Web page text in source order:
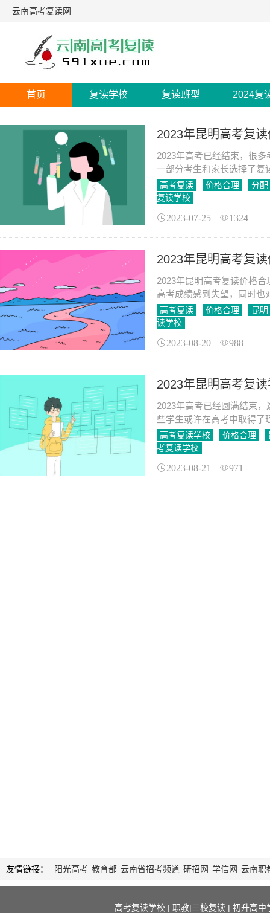
云南高考复读网
首页 复读学校 复读班型 2024复
2023年昆明高考复
2023年高考已经结束，很
一部分考生和家长选择了复
三复读一年并非易事，除了
高考复读 价格合理
分配
复读学校
2023-07-25 1324
2023年昆明高考复
2023年昆明高考复读价格
高考成绩感到失望，同时也
许多考生和家长的选择。那
高考复读 价格合理
昆明
读学校
2023-08-20 988
2023年昆明高考复
2023年高考已经圆满结束
些学生或许在高考中取得了
生阶段。然而，也有一部分
高考复读学校 价格合理
考复读学校
2023-08-21 971
友情链接： 阳光高考 教育部 云南省招考频道 研招网 学信网 云南职
高考复读学校| 职教|三校复读| 初升高中